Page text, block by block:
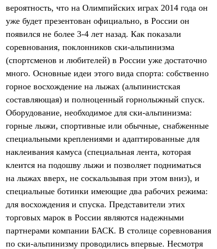
Софтшелл одежда
Куртки
Брюки
Куртки
Брюки
Термобелье
Теплое термобелье
Среднее термобелье
Легкое термобелье
Лёгкая одежда
Футболки
Рубашки
Толстовки
Брюки
Женская одежда
Утепленная пухом
Куртки
Брюки
Жилеты
Утепленная синтетикой
Брюки
Штормовая одежда
вероятность, что на Олимпийских играх 2014 года он
уже будет презентован официально, в России он
появился не более 3-4 лет назад. Как показали
соревнования, поклонников ски-альпинизма
(спортсменов и любителей) в России уже достаточно
много. Основные идеи этого вида спорта: собственно
горное восхождение на лыжах (альпинистская
составляющая) и полноценный горнолыжный спуск.
Оборудование, необходимое для ски-альпинизма:
горные лыжи, спортивные или обычные, снабженные
специальными креплениями и адаптированные для
наклеивания камуса (специальная лента, которая
клеится на подошву лыжи и позволяет подниматься
на лыжах вверх, не соскальзывая при этом вниз), и
специальные ботинки имеющие два рабочих режима:
для восхождения и спуска. Представители этих
торговых марок в России являются надежными
партнерами компании БАСК. В столице соревнования
по ски-альпинизму проводились впервые. Несмотря